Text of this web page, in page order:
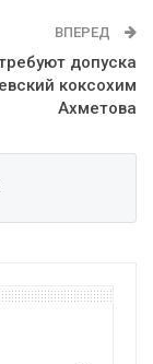
ВПЕРЕД
допуска
коксохим
Ахметова